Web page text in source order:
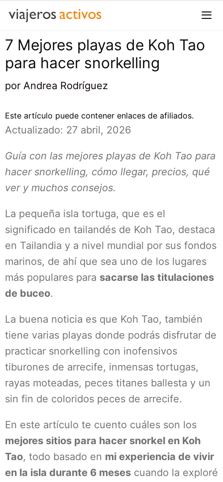
Saltar
contenido
7 Mejores playas de Koh Tao
para hacer snorkelling
por Andrea Rodríguez
Este artículo puede contener enlaces de afiliados.
Actualizado: 27 abril, 2026
Guía con las mejores playas de Koh Tao para
hacer snorkelling, cómo llegar, precios, qué
ver y muchos consejos.
La pequeña isla tortuga, que es el
significado en tailandés de Koh Tao, destaca
en Tailandia y a nivel mundial por sus fondos
marinos, de ahí que sea uno de los lugares
más populares para sacarse las titulaciones
de buceo.
La buena noticia es que Koh Tao, también
tiene varias playas donde podrás disfrutar de
practicar snorkelling con inofensivos
tiburones de arrecife, inmensas tortugas,
rayas moteadas, peces titanes ballesta y un
sin fin de coloridos peces de arrecife.
En este artículo te cuento cuáles son los
mejores sitios para hacer snorkel en Koh
Tao, todo basado en mi experiencia de vivir
en la isla durante 6 meses cuando la exploré